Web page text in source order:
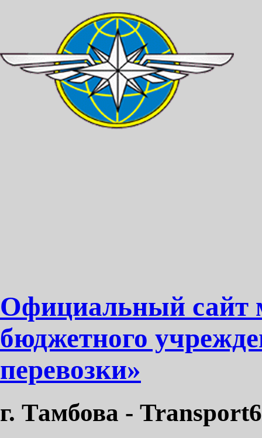
Официальный сайт
бюджетного
перевозки»
г. Тамбова -